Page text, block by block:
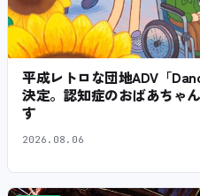
平成レトロな団地ADV「
決定。認知症のおばあちゃ
す
2026.08.06